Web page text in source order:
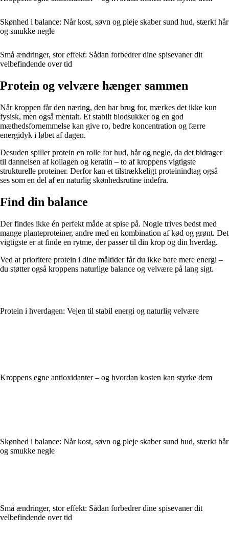
Skønhed i balance: Når kost, søvn og pleje skaber sund hud, stærkt hår
og smukke negle
Små ændringer, stor effekt: Sådan forbedrer dine spisevaner dit
velbefindende over tid
Protein og velvære hænger sammen
Når kroppen får den næring, den har brug for, mærkes det ikke kun
fysisk, men også mentalt. Et stabilt blodsukker og en god
mæthedsfornemmelse kan give ro, bedre koncentration og færre
energidyk i løbet af dagen.
Desuden spiller protein en rolle for hud, hår og negle, da det bidrager
til dannelsen af kollagen og keratin – to af kroppens vigtigste
strukturelle proteiner. Derfor kan et tilstrækkeligt proteinindtag også
ses som en del af en naturlig skønhedsrutine indefra.
Find din balance
Der findes ikke én perfekt måde at spise på. Nogle trives bedst med
mange planteproteiner, andre med en kombination af kød og grønt. Det
vigtigste er at finde en rytme, der passer til din krop og din hverdag.
Ved at prioritere protein i dine måltider får du ikke bare mere energi –
du støtter også kroppens naturlige balance og velvære på lang sigt.
Protein i hverdagen: Vejen til stabil energi og naturlig velvære
Kroppens egne antioxidanter – og hvordan kosten kan styrke dem
Skønhed i balance: Når kost, søvn og pleje skaber sund hud, stærkt hår
og smukke negle
Små ændringer, stor effekt: Sådan forbedrer dine spisevaner dit
velbefindende over tid